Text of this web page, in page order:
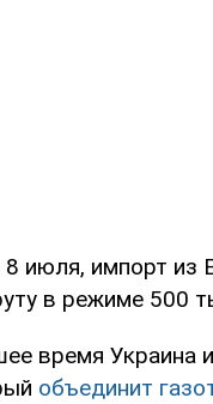
8 июля, импорт из
в режиме 500
время Украина
объединит